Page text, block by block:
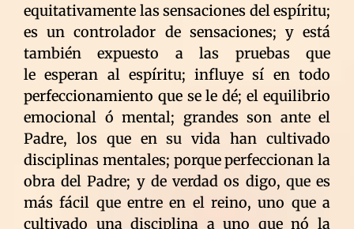
equitativamente las sensaciones del espíritu;
es un controlador de sensaciones; y está
también expuesto a las pruebas que
le esperan al espíritu; influye sí en todo
perfeccionamiento que se le dé; el equilibrio
emocional ó mental; grandes son ante el
Padre, los que en su vida han cultivado
disciplinas mentales; porque perfeccionan la
obra del Padre; y de verdad os digo, que es
más fácil que entre en el reino, uno que a
cultivado una disciplina a uno que nó la